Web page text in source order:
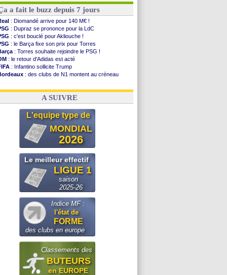
a fait le buzz depuis 7 jours
: Diomandé arrive pour 140 M€ !
: Dupraz se prononce pour la LdC
: c'est bouclé pour Akliouche !
: le Barça fixe son prix pour Torres
: Torres souhaite rejoindre le PSG !
: le retour d'Adidas est acté
: Infantino sollicite Trump
: des clubs de N1 montent au créneau
: le démenti de Leipzig pour Diomandé
A SUIVRE
L'equipe type de
MONDIAL
2026
Le meilleur effectif
LIGUE 1
saison
2025-26
Indice MF :
l'état de
FORME
des clubs en europe
Classements des
BUTEURS
en EUROPE